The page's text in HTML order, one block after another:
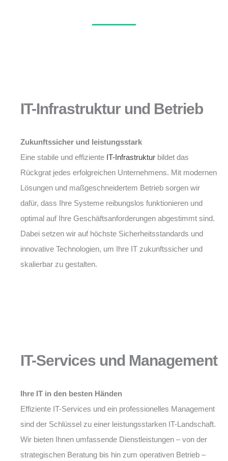
IT-Infrastruktur und Betrieb
Zukunftssicher und leistungsstark
Eine stabile und effiziente IT-Infrastruktur bildet das
Rückgrat jedes erfolgreichen Unternehmens. Mit modernen
Lösungen und maßgeschneidertem Betrieb sorgen wir
dafür, dass Ihre Systeme reibungslos funktionieren und
optimal auf Ihre Geschäftsanforderungen abgestimmt sind.
Dabei setzen wir auf höchste Sicherheitsstandards und
innovative Technologien, um Ihre IT zukunftssicher und
skalierbar zu gestalten.
IT-Services und Management
Ihre IT in den besten Händen
Effiziente IT-Services und ein professionelles Management
sind der Schlüssel zu einer leistungsstarken IT-Landschaft.
Wir bieten Ihnen umfassende Dienstleistungen – von der
strategischen Beratung bis hin zum operativen Betrieb –